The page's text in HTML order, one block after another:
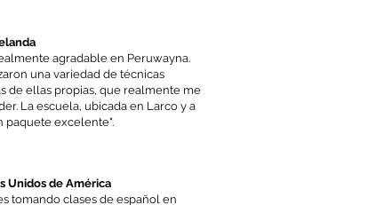
agradable en Peruwayna.
una variedad de técnicas
de ellas propias, que realmente me
La escuela, ubicada en Larco y a
paquete excelente".
Unidos de América
tomando clases de español en